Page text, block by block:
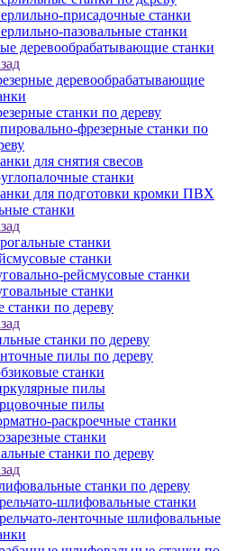
присадочные станки
пазовальные станки
деревообрабатывающие станки
деревообрабатывающие
станки по дереву
фрезерные станки по
для снятия свесов
станки
для подготовки кромки ПВХ
станки
станки
станки
рейсмусовые станки
станки
по дереву
станки по дереву
пилы по дереву
станки
пилы
пилы
раскроечные станки
станки
станки по дереву
станки по дереву
шлифовальные станки
ленточные шлифовальные